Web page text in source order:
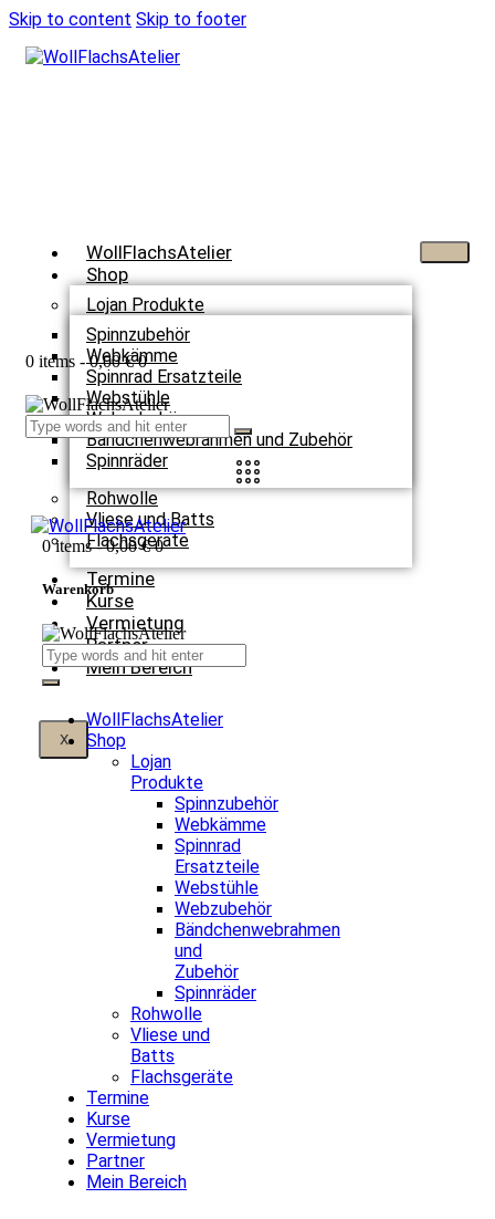
Skip to content Skip to footer
WollFlachsAtelier
Shop
Lojan Produkte
Spinnzubehör
Webkämme
Spinnrad Ersatzteile
Webstühle
Webzubehör
Bändchenwebrahmen und Zubehör
Spinnräder
Rohwolle
Vliese und Batts
Flachsgeräte
Termine
Kurse
Vermietung
Partner
Mein Bereich
X
0 items - 0,00 € 0
0 items-0,00 € 0
Warenkorb
WollFlachsAtelier
Shop
Lojan
Produkte
Spinnzubehör
Webkämme
Spinnrad
Ersatzteile
Webstühle
Webzubehör
Bändchenwebrahmen
und
Zubehör
Spinnräder
Rohwolle
Vliese und
Batts
Flachsgeräte
Termine
Kurse
Vermietung
Partner
Mein Bereich